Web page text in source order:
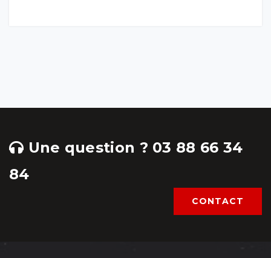
Une question ? 03 88 66 34
84
CONTACT